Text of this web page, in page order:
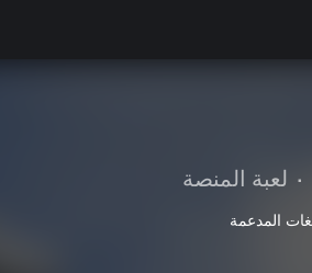
• لعبة المنصة